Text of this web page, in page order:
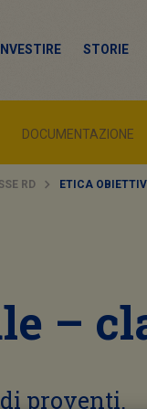
STORIE
DOCUMENTAZIONE
RD ETICA
–
proventi.